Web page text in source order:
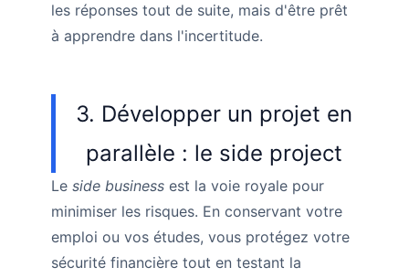
les réponses tout de suite, mais d'être prêt
à apprendre dans l'incertitude.
3. Développer un projet en
parallèle : le side project
Le side business est la voie royale pour
minimiser les risques. En conservant votre
emploi ou vos études, vous protégez votre
sécurité financière tout en testant la